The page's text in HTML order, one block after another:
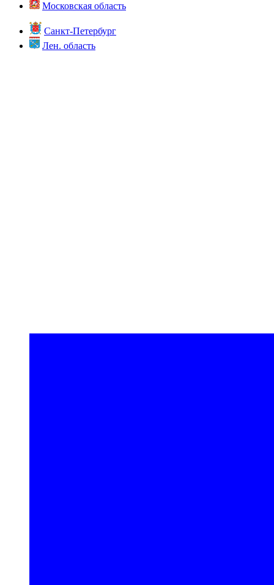
Московская область
Санкт-Петербург
Лен. область